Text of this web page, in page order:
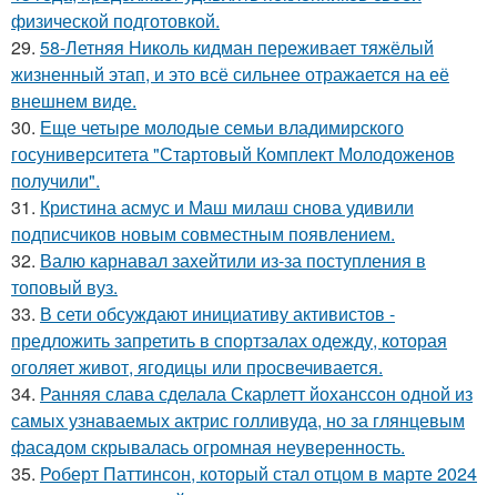
физической подготовкой.
29. 58-Летняя Николь кидман переживает тяжёлый
жизненный этап, и это всё сильнее отражается на её
внешнем виде.
30. Еще четыре молодые семьи владимирского
госуниверситета "Стартовый Комплект Молодоженов
получили".
31. Кристина асмус и Маш милаш снова удивили
подписчиков новым совместным появлением.
32. Валю карнавал захейтили из-за поступления в
топовый вуз.
33. В сети обсуждают инициативу активистов -
предложить запретить в спортзалах одежду, которая
оголяет живот, ягодицы или просвечивается.
34. Ранняя слава сделала Скарлетт йоханссон одной из
самых узнаваемых актрис голливуда, но за глянцевым
фасадом скрывалась огромная неуверенность.
35. Роберт Паттинсон, который стал отцом в марте 2024